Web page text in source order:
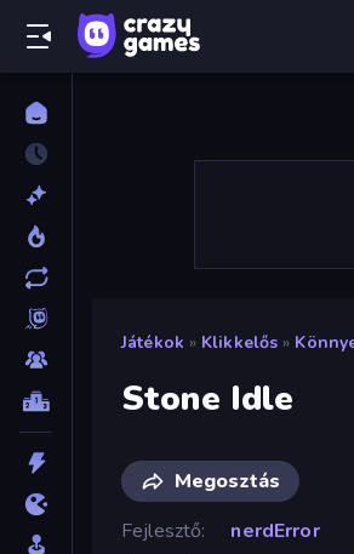
Játékok » Klikkelős »
Stone Idle
Megosztás
Fejlesztő
nerdError